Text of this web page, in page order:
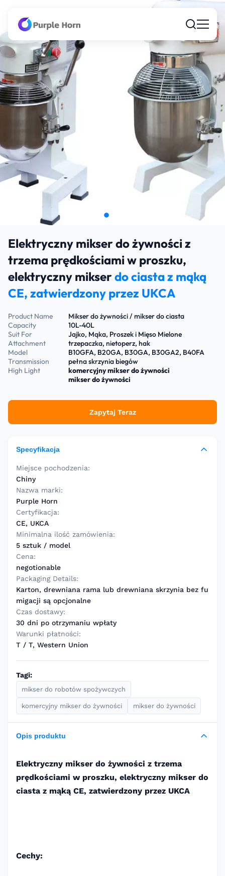
Elektryczny mikser do żywności z
trzema prędkościami w proszku,
elektryczny mikserdo ciasta z mąką
CE, zatwierdzony przez UKCA
Product Name
Mikser do żywności / mikser do ciasta
Capacity
10L-40L
Suit For
Jajko, Mąka, Proszek i Mięso Mielone
Attachment
trzepaczka, nietoperz, hak
Model
B10GFA, B20GA, B30GA, B30GA2, B40FA
Transmission
pełna skrzynia biegów
High Light
komercyjny mikser do żywności
mikser do żywności
Zapytaj Teraz
Specyfikacja
Miejsce pochodzenia:
Chiny
Nazwa marki:
Purple Horn
Certyfikacja:
CE, UKCA
Minimalna ilość zamówienia:
5 sztuk / model
Cena:
negotionable
Packaging Details:
Karton, drewniana rama lub drewniana skrzynia bez fu
migacji są opcjonalne
Czas dostawy:
30 dni po otrzymaniu wpłaty
Warunki płatności:
T / T, Western Union
Tagi:
mikser do robotów spożywczych
komercyjny mikser do żywności mikser do żywności
Opis produktu
Elektryczny mikser do żywności z trzema
prędkościami w proszku, elektryczny mikser do
ciasta z mąką CE, zatwierdzony przez UKCA
Cechy: